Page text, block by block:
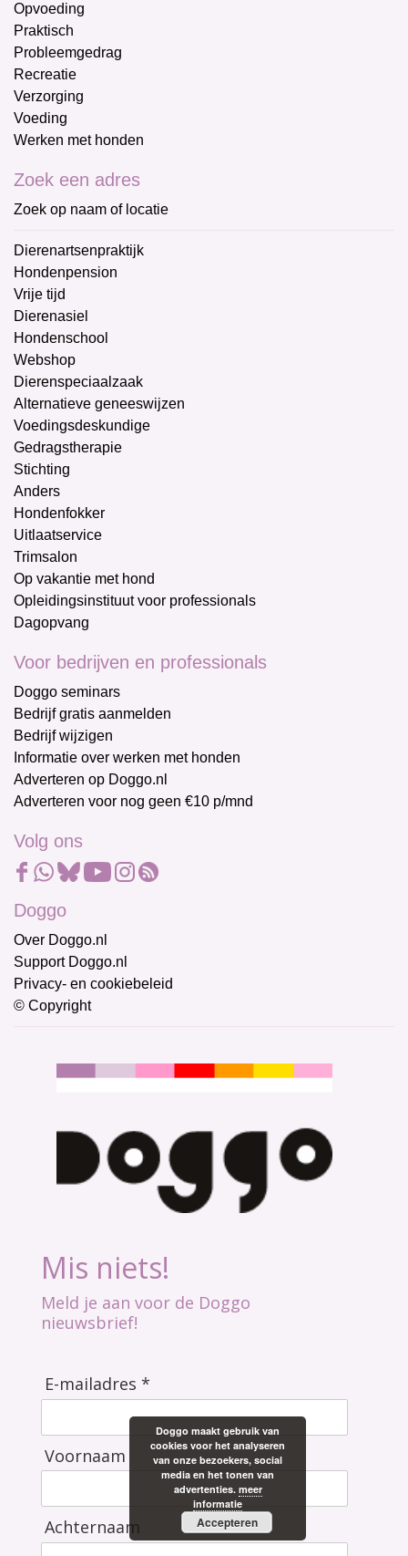
Opvoeding
Praktisch
Probleemgedrag
Recreatie
Verzorging
Voeding
Werken met honden
Zoek een adres
Zoek op naam of locatie
Dierenartsenpraktijk
Hondenpension
Vrije tijd
Dierenasiel
Hondenschool
Webshop
Dierenspeciaalzaak
Alternatieve geneeswijzen
Voedingsdeskundige
Gedragstherapie
Stichting
Anders
Hondenfokker
Uitlaatservice
Trimsalon
Op vakantie met hond
Opleidingsinstituut voor professionals
Dagopvang
Voor bedrijven en professionals
Doggo seminars
Bedrijf gratis aanmelden
Bedrijf wijzigen
Informatie over werken met honden
Adverteren op Doggo.nl
Adverteren voor nog geen €10 p/mnd
Volg ons
Doggo
Over Doggo.nl
Support Doggo.nl
Privacy- en cookiebeleid
© Copyright
Mis niets!
Meld je aan voor de Doggo
nieuwsbrief!
E-mailadres *
Voornaam
Achternaam
Doggo maakt gebruik van
cookies voor het analyseren
van onze bezoekers, social
media en het tonen van
advertenties. meer
informatie
Accepteren